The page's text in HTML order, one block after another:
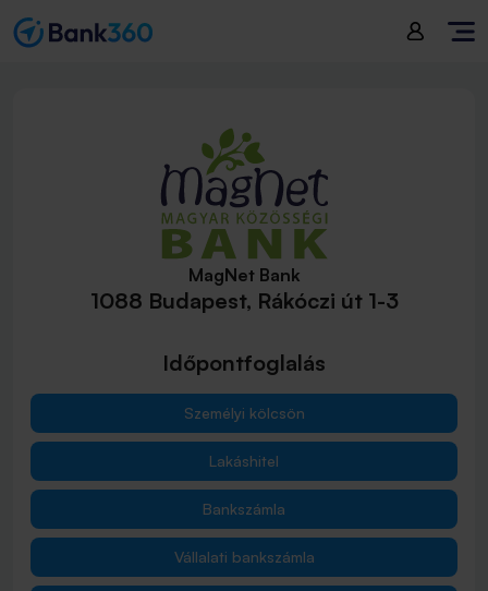
MagNet Bank
1088 Budapest, Rákóczi út 1-3
Időpontfoglalás
Személyi kölcsön
Lakáshitel
Bankszámla
Vállalati bankszámla